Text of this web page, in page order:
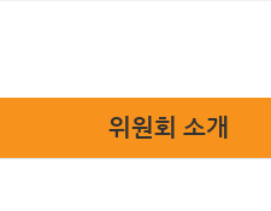
위원회 소개